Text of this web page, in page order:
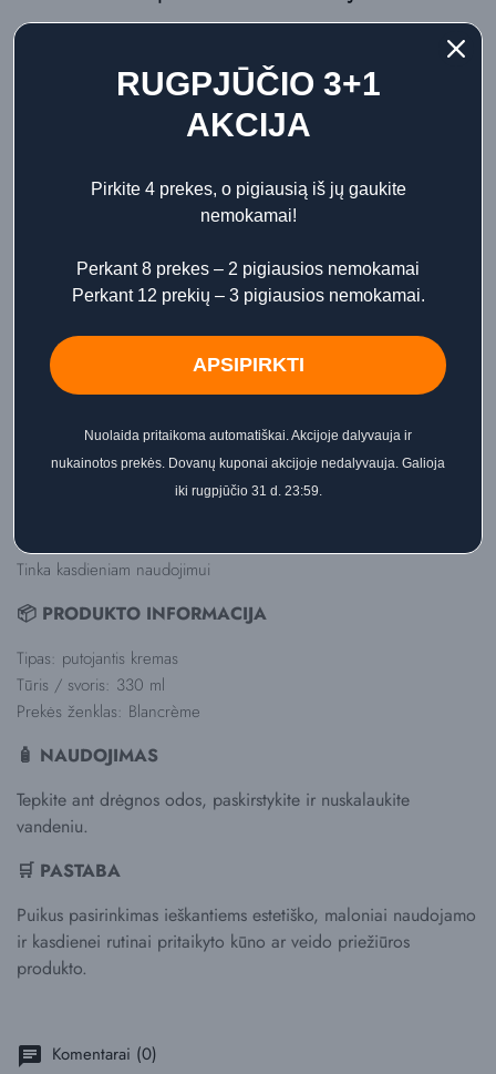
Atsiliepimai
„Blancreme Mango putojantis kremas 330 ml“ – tai
maloniai naudojimo patirčiai. Subtilūs Mango akordai suteikia
produktui išskirtinį charakterį ir leidžia mėgautis jaukia,
🌿 PRODUKTO CHARAKTERIS
Mango aromato akordai sukuria malonų ir išraiškingą pojūtį,
kuris kasdienę priežiūrą paverčia dar malonesne.
💎 PRIVALUMAI
Maloni tekstūra ir komfortiškas naudojimas
Tinka kasdieniam naudojimui
📦 PRODUKTO INFORMACIJA
Tipas: putojantis kremas
Tūris / svoris: 330 ml
Prekės ženklas: Blancrème
🧴 NAUDOJIMAS
Tepkite ant drėgnos odos, paskirstykite ir nuskalaukite
vandeniu.
🛒 PASTABA
Puikus pasirinkimas ieškantiems estetiško, maloniai naudojamo
ir kasdienei rutinai pritaikyto kūno ar veido priežiūros
produkto.
chat Komentarai (0)
RUGPJŪČIO 3+1
AKCIJA
Pirkite 4 prekes, o pigiausią iš jų gaukite
nemokamai!
Perkant 8 prekes – 2 pigiausios nemokamai
Perkant 12 prekių – 3 pigiausios nemokamai.
APSIPIRKTI
Nuolaida pritaikoma automatiškai. Akcijoje dalyvauja ir
nukainotos prekės. Dovanų kuponai akcijoje nedalyvauja. Galioja
iki rugpjūčio 31 d. 23:59.